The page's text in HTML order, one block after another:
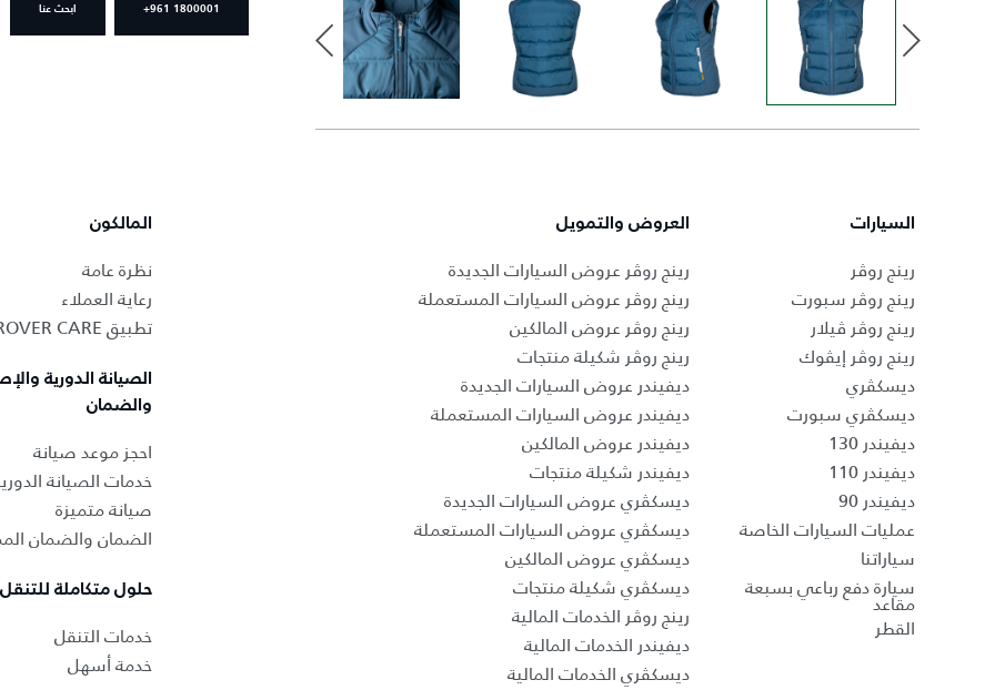
+961 1800001 ابحث عنا
السيارات
رينج روڤر
رينج روڤر سبورت
رينج روڤر ڤيلار
رينج روڤر إيڤوك
ديسكڤري
ديسكڤري سبورت
ديفيندر 130
ديفيندر 110
ديفيندر 90
عمليات السيارات الخاصة
سياراتنا
سيارة دفع رباعي بسبعة
مقاعد
القطر
العروض والتمويل
رينج روڤر عروض السيارات الجديدة
رينج روڤر عروض السيارات المستعملة
رينج روڤر عروض المالكين
رينج روڤر شكيلة منتجات
ديفيندر عروض السيارات الجديدة
ديفيندر عروض السيارات المستعملة
ديفيندر عروض المالكين
ديفيندر شكيلة منتجات
ديسكڤري عروض السيارات الجديدة
ديسكڤري عروض السيارات المستعملة
ديسكڤري عروض المالكين
ديسكڤري شكيلة منتجات
رينج روڤر الخدمات المالية
ديفيندر الخدمات المالية
ديسكڤري الخدمات المالية
المالكون
نظرة عامة
رعاية العملاء
تطبيق LAND ROVER CARE
الصيانة الدورية
والضمان
احجز موعد صيانة
خدمات الصيانة
صيانة متميزة
الضمان والضمان
حلول متكاملة للتنقل
خدمات التنقل
خدمة أسهل